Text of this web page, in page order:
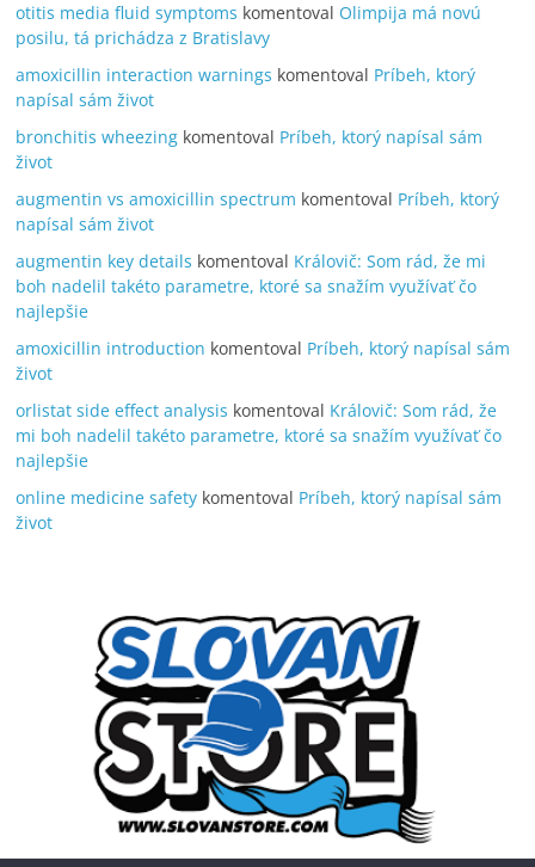
otitis media fluid symptoms komentoval Olimpija má novú
posilu, tá prichádza z Bratislavy
amoxicillin interaction warnings komentoval Príbeh, ktorý
napísal sám život
bronchitis wheezing komentoval Príbeh, ktorý napísal sám
život
augmentin vs amoxicillin spectrum komentoval Príbeh, ktorý
napísal sám život
augmentin key details komentoval Královič: Som rád, že mi
boh nadelil takéto parametre, ktoré sa snažím využívať čo
najlepšie
amoxicillin introduction komentoval Príbeh, ktorý napísal sám
život
orlistat side effect analysis komentoval Královič: Som rád, že
mi boh nadelil takéto parametre, ktoré sa snažím využívať čo
najlepšie
online medicine safety komentoval Príbeh, ktorý napísal sám
život